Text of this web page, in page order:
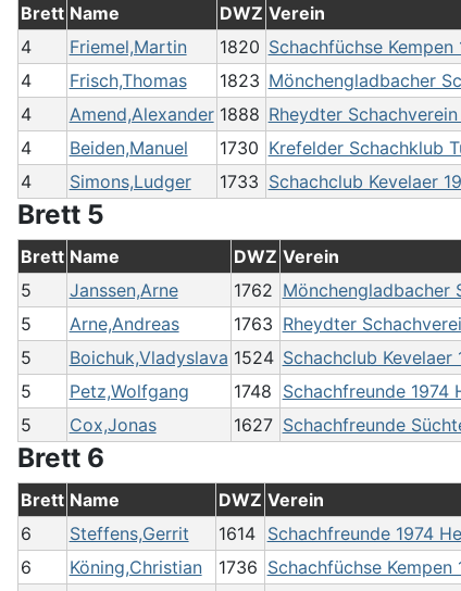
Brett Name DWZ Verein
4
Friemel,Martin 1820 Schachfüchse Kempen
4
Frisch,Thomas 1823 Mönchengladbacher
4
Amend,Alexander 1888 Rheydter
4
Beiden,Manuel 1730 Krefelder Schachklub
4
Simons,Ludger 1733 Schachclub Kevelaer
Brett 5
Brett Name DWZ Verein
5
Janssen,Arne 1762 Mönchengladbacher
5
Arne,Andreas 1763 Rheydter
5
Boichuk,Vladyslava 1524 Schachclub Kevelaer
5
Petz,Wolfgang 1748 Schachfreunde 1974
5
Cox,Jonas 1627 Schachfreunde
Brett 6
Brett Name DWZ Verein
6
Steffens,Gerrit 1614 Schachfreunde 1974
6
Köning,Christian 1736 Schachfüchse Kempen